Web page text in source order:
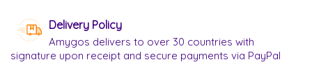
Delivery Policy
Amygos delivers to over 30 countries with
signature upon receipt and secure payments via PayPal